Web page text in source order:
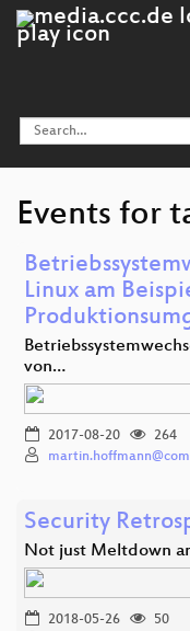
Events for
Linux am
von…
2017-08-20
264
Security
Not just Meltdown
2018-05-26
50